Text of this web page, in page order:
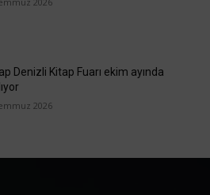
Denizli Kitap Fuarı ekim ayında
2026